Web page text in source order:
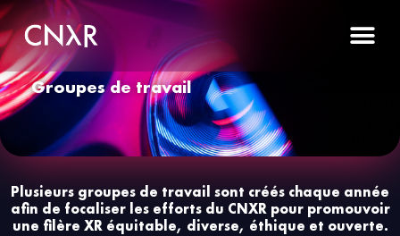
Groupes de travail
Plusieurs groupes de travail sont créés chaque année
afin de focaliser les efforts du CNXR pour promouvoir
une filère XR équitable, diverse, éthique et ouverte.